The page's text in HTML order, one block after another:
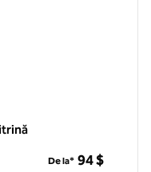
De la* 94 $